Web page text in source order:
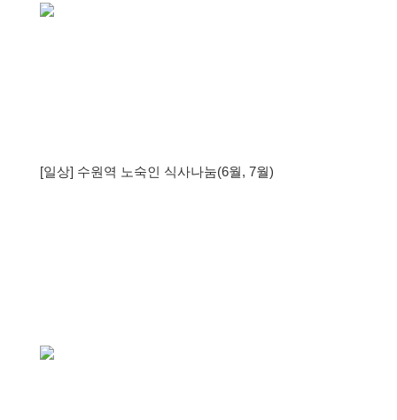
[일상] 수원역 노숙인 식사나눔(6월, 7월)